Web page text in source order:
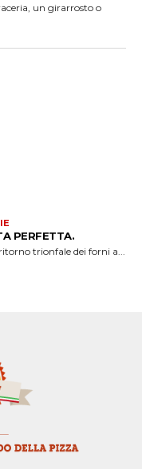
un girarrosto o
PERFETTA.
trionfale dei forni a...